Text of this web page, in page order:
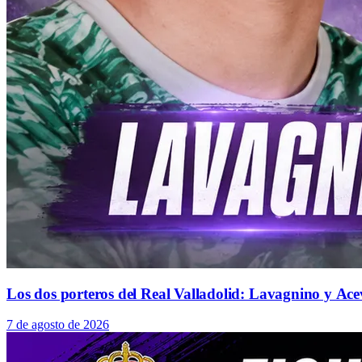
Los dos porteros del Real Valladolid: Lavagnino y
7 de agosto de 2026